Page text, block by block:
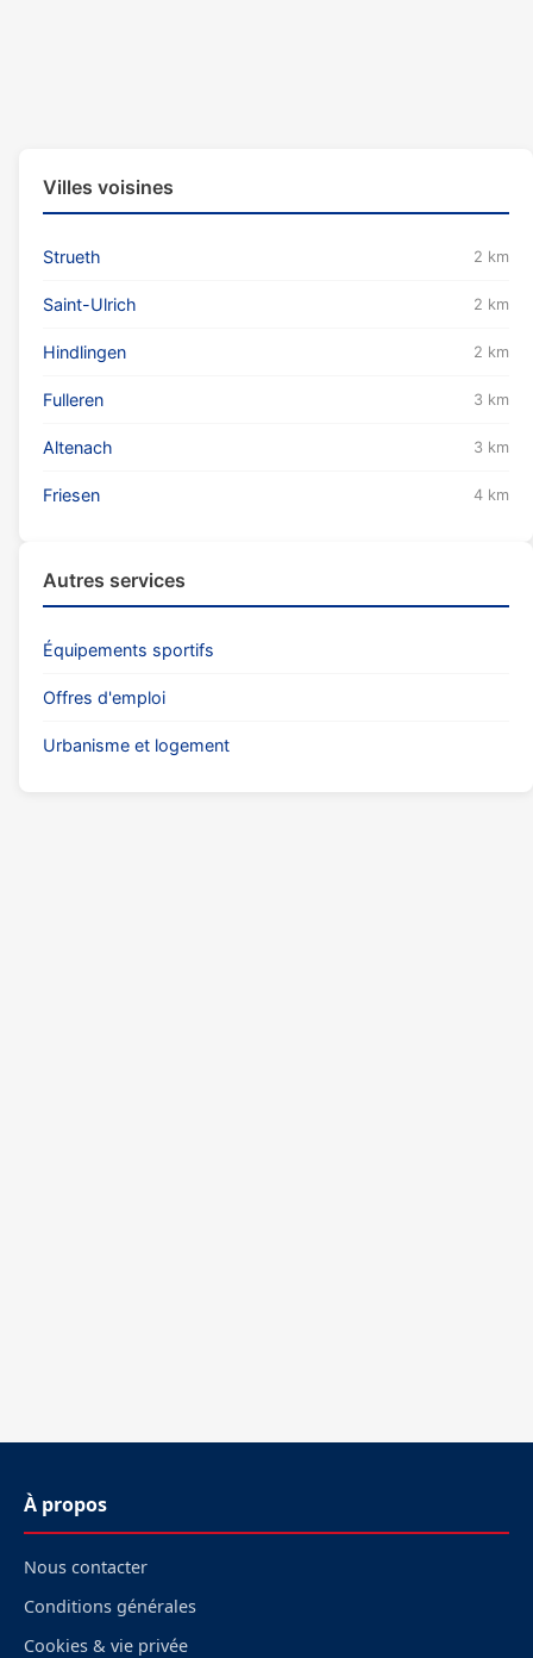
Villes voisines
Strueth 2 km
Saint-Ulrich 2 km
Hindlingen 2 km
Fulleren 3 km
Altenach 3 km
Friesen 4 km
Autres services
Équipements sportifs
Offres d'emploi
Urbanisme et logement
À propos
Nous contacter
Conditions générales
Cookies & vie privée